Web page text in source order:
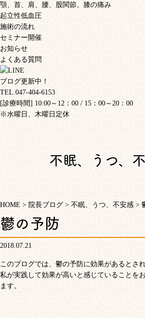
顎、首、肩、腰、股関節、膝の痛み
起立性低血圧
施術の流れ
セミナー開催
お知らせ
よくある質問
ブログ更新中！
TEL.047-404-6153
[診療時間] 10:00～12：00 / 15：00～20：00
※水曜日、木曜日定休
不眠、うつ、
HOME > 院長ブログ> 不眠、うつ、不安感 >
鬱の予防
2018.07.21
このブログでは、鬱の予防に効果があるとさ
私が実践して効果が高いと感じていることを
ます。